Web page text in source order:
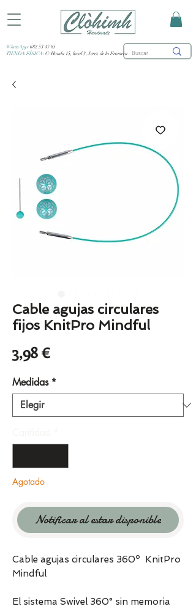
WhatsApp: 682 53 47 85
TIENDA FÍSICA: C/ Honda 15, local 3, Jerez de la Frontera
Cable agujas circulares
fijos KnitPro Mindful
3,98 €
Medidas *
Agotado
Notificar al estar disponible
Cable agujas circulares 360º KnitPro
Mindful
El sistema Swivel 360° sin memoria